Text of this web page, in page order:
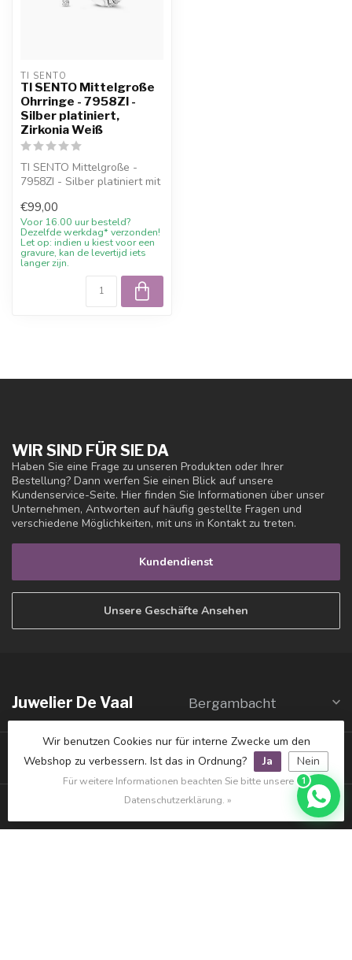
TI SENTO
TI SENTO Mittelgroße
Ohrringe - 7958ZI -
Silber platiniert,
Zirkonia Weiß
TI SENTO Mittelgroße -
7958ZI - Silber platiniert mit
Ber...
€99,00
Voor 16.00 uur besteld?
Dezelfde werkdag* verzonden!
Let op: indien u kiest voor een
gravure, kan de levertijd iets
langer zijn.
WIR SIND FÜR SIE DA
Haben Sie eine Frage zu unseren Produkten oder Ihrer
Bestellung? Dann werfen Sie einen Blick auf unsere
Kundenservice-Seite. Hier finden Sie Informationen über unser
Unternehmen, Antworten auf häufig gestellte Fragen und
verschiedene Möglichkeiten, mit uns in Kontakt zu treten.
Kundendienst
Unsere Geschäfte Ansehen
Juwelier De Vaal Bergambacht
Juwelier De Vaal IJsselstein
Galerie De Vaal Schoonhoven
Wir benutzen Cookies nur für interne Zwecke um den
Webshop zu verbessern. Ist das in Ordnung?
Ja Nein
Für weitere Informationen beachten Sie bitte unsere
Datenschutzerklärung. »
1